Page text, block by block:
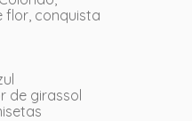
flor, conquista
de girassol